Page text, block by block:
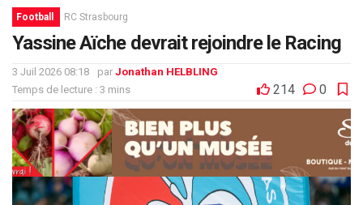
Football RC Strasbourg
Yassine Aïche devrait rejoindre le Racing
3 Juil 2026 08:18 par Jonathan HELBLING
Temps de lecture : 3 mins
214 0